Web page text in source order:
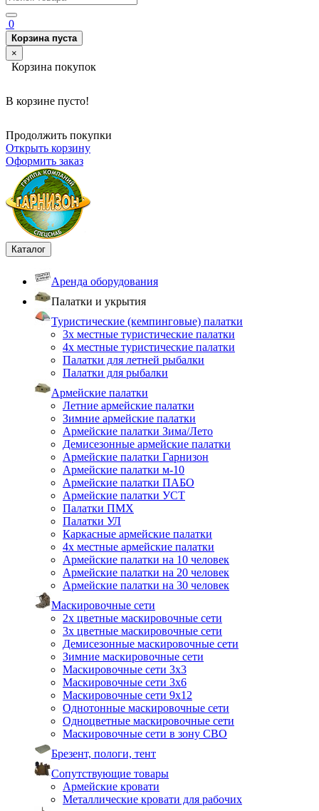
0
Корзина пуста
×
Корзина покупок
В корзине пусто!
Продолжить покупки
Открыть корзину
Оформить заказ
Каталог
Аренда оборудования
Палатки и укрытия
Туристические (кемпинговые) палатки
3х местные туристические палатки
4х местные туристические палатки
Палатки для летней рыбалки
Палатки для рыбалки
Армейские палатки
Летние армейские палатки
Зимние армейские палатки
Армейские палатки Зима/Лето
Демисезонные армейские палатки
Армейские палатки Гарнизон
Армейские палатки м-10
Армейские палатки ПАБО
Армейские палатки УСТ
Палатки ПМХ
Палатки УЛ
Каркасные армейские палатки
4х местные армейские палатки
Армейские палатки на 10 человек
Армейские палатки на 20 человек
Армейские палатки на 30 человек
Маскировочные сети
2х цветные маскировочные сети
3х цветные маскировочные сети
Демисезонные маскировочные сети
Зимние маскировочные сети
Маскировочные сети 3х3
Маскировочные сети 3х6
Маскировочные сети 9х12
Однотонные маскировочные сети
Одноцветные маскировочные сети
Маскировочные сети в зону СВО
Брезент, пологи, тент
Сопутствующие товары
Армейские кровати
Металлические кровати для рабочих